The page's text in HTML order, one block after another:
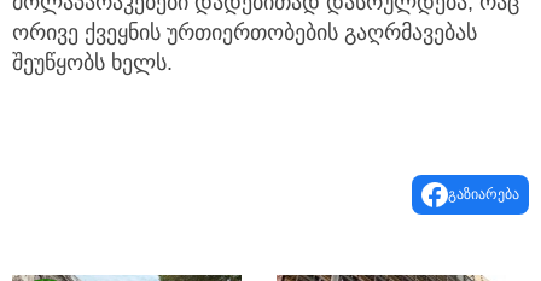
ორივე ქვეყნის ურთიერთობების გაღრმავებას
შეუწყობს ხელს.
გაზიარება